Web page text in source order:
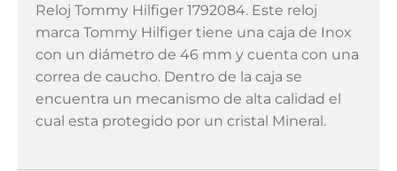
Reloj Tommy Hilfiger 1792084. Este reloj
marca Tommy Hilfiger tiene una caja de Inox
con un diámetro de 46 mm y cuenta con una
correa de caucho. Dentro de la caja se
encuentra un mecanismo de alta calidad el
cual esta protegido por un cristal Mineral.